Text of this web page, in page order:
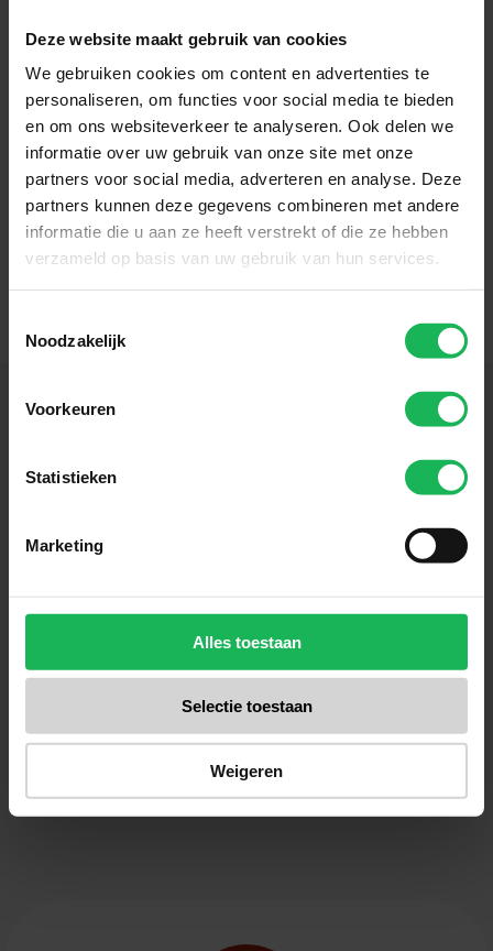
Deze website maakt gebruik van cookies
We gebruiken cookies om content en advertenties te
personaliseren, om functies voor social media te bieden
en om ons websiteverkeer te analyseren. Ook delen we
informatie over uw gebruik van onze site met onze
partners voor social media, adverteren en analyse. Deze
partners kunnen deze gegevens combineren met andere
informatie die u aan ze heeft verstrekt of die ze hebben
verzameld op basis van uw gebruik van hun services.
Noodzakelijk
Voorkeuren
Statistieken
Marketing
Alles toestaan
Selectie toestaan
Weigeren
Meld je nu aan!
Ontvang de laatste aanbiedingen en productintroducties